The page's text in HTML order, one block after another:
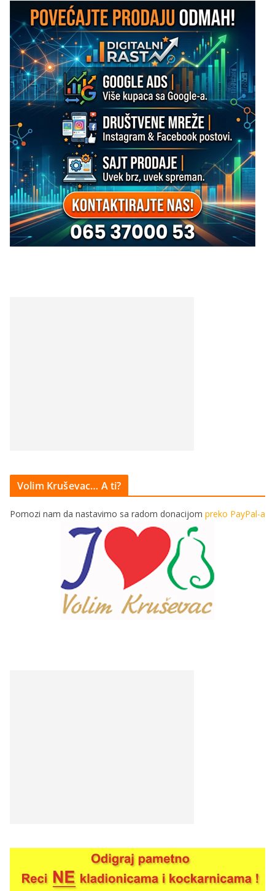
Volim Kruševac… A ti?
Pomozi nam da nastavimo sa radom donacijom preko PayPal-a